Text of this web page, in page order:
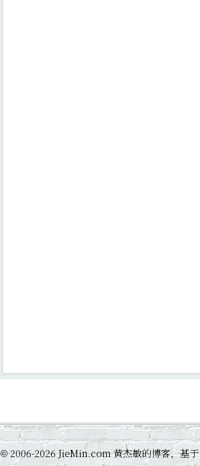
©2006-2026 JieMin.com 黄杰敏的博客，基